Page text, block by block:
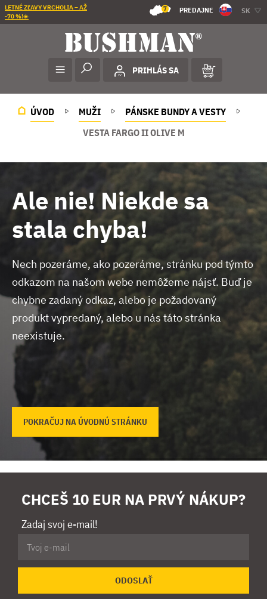
LETNÉ ZĽAVY VRCHOLIA – AŽ
-70 %!☀️
7 PREDAJNE SK
PRIHLÁS SA
ÚVOD MUŽI
PÁNSKE BUNDY A VESTY
VESTA FARGO II OLIVE M
Ale nie! Niekde sa
stala chyba!
Nech pozeráme, ako pozeráme, stránku pod týmto
odkazom na našom webe nemôžeme nájsť. Buď je
chybne zadaný odkaz, alebo je požadovaný
produkt vypredaný, alebo u nás táto stránka
neexistuje.
POKRAČUJ NA ÚVODNÚ STRÁNKU
CHCEŠ 10 EUR NA PRVÝ NÁKUP?
Zadaj svoj e-mail!
ODOSLAŤ